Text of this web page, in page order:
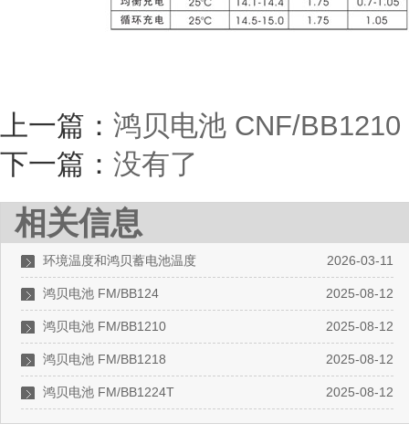
上一篇： 鸿贝电池 CNF/BB1210
下一篇： 没有了
相关信息
2026-03-11
环境温度和鸿贝蓄电池温度
2025-08-12
鸿贝电池 FM/BB124
2025-08-12
鸿贝电池 FM/BB1210
2025-08-12
鸿贝电池 FM/BB1218
2025-08-12
鸿贝电池 FM/BB1224T